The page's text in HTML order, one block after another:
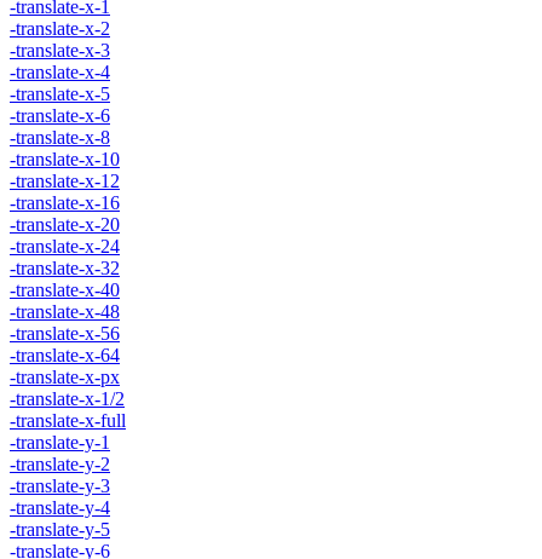
-translate-x-1
-translate-x-2
-translate-x-3
-translate-x-4
-translate-x-5
-translate-x-6
-translate-x-8
-translate-x-10
-translate-x-12
-translate-x-16
-translate-x-20
-translate-x-24
-translate-x-32
-translate-x-40
-translate-x-48
-translate-x-56
-translate-x-64
-translate-x-px
-translate-x-1/2
-translate-x-full
-translate-y-1
-translate-y-2
-translate-y-3
-translate-y-4
-translate-y-5
-translate-y-6